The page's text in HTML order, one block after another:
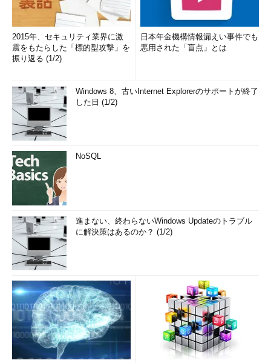
2015年、セキュリティ業界に激
震をもたらした「標的型攻撃」を
振り返る (1/2)
日本年金機構情報漏えい事件でも
悪用された「盲点」とは
Windows 8、古いInternet Explorerのサポートが終了
した日 (1/2)
NoSQL
進まない、終わらないWindows Updateのトラブル
に解決策はあるのか？ (1/2)